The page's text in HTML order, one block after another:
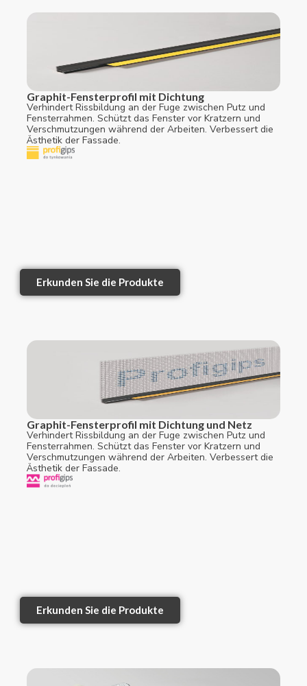
Graphit-Fensterprofil mit Dichtung
Verhindert Rissbildung an der Fuge zwischen Putz und
Fensterrahmen. Schützt das Fenster vor Kratzern und
Verschmutzungen während der Arbeiten. Verbessert die
Ästhetik der Fassade.
Erkunden Sie die Produkte
Graphit-Fensterprofil mit Dichtung und Netz
Verhindert Rissbildung an der Fuge zwischen Putz und
Fensterrahmen. Schützt das Fenster vor Kratzern und
Verschmutzungen während der Arbeiten. Verbessert die
Ästhetik der Fassade.
Erkunden Sie die Produkte